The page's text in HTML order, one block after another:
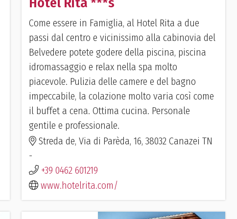
Come essere in Famiglia, al Hotel Rita a due
passi dal centro e vicinissimo alla cabinovia del
Belvedere potete godere della piscina, piscina
idromassaggio e relax nella spa molto
piacevole. Pulizia delle camere e del bagno
impeccabile, la colazione molto varia così come
il buffet a cena. Ottima cucina. Personale
gentile e professionale.
Streda de, Via di Parèda, 16, 38032 Canazei TN
-
+39 0462 601219
www.hotelrita.com/